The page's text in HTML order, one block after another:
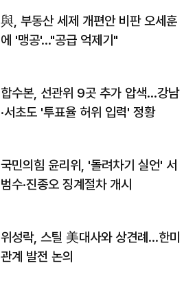
與, 부동산 세제 개편안 비판 오세훈
에 '맹공'…"공급 억제기"
합수본, 선관위 9곳 추가 압색…강남
·서초도 '투표율 허위 입력' 정황
국민의힘 윤리위, '돌려차기 실언' 서
범수·진종오 징계절차 개시
위성락, 스틸 美대사와 상견례…한미
관계 발전 논의